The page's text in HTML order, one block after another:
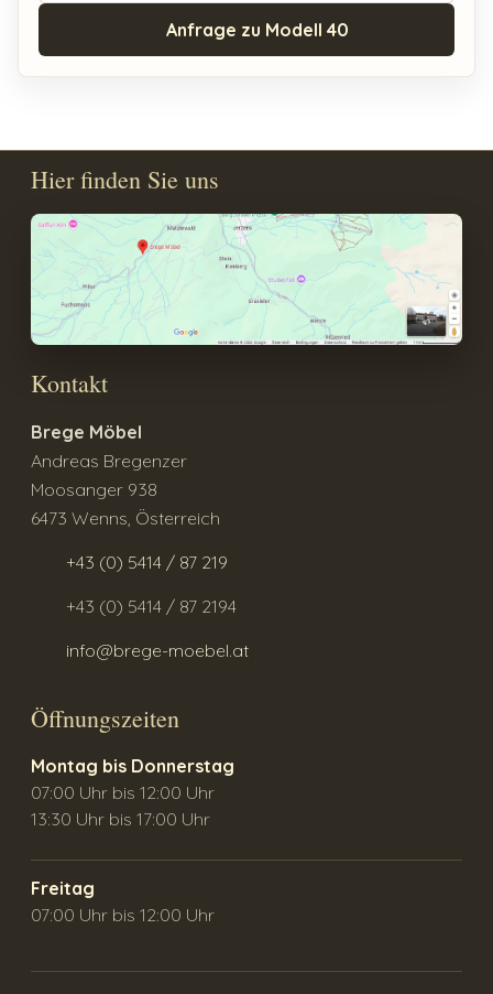
Anfrage zu Modell 40
Hier finden Sie uns
Kontakt
Brege Möbel
Andreas Bregenzer
Moosanger 938
6473 Wenns, Österreich
+43 (0) 5414 / 87 219
+43 (0) 5414 / 87 2194
info@brege-moebel.at
Öffnungszeiten
Montag bis Donnerstag
07:00 Uhr bis 12:00 Uhr
13:30 Uhr bis 17:00 Uhr
Freitag
07:00 Uhr bis 12:00 Uhr